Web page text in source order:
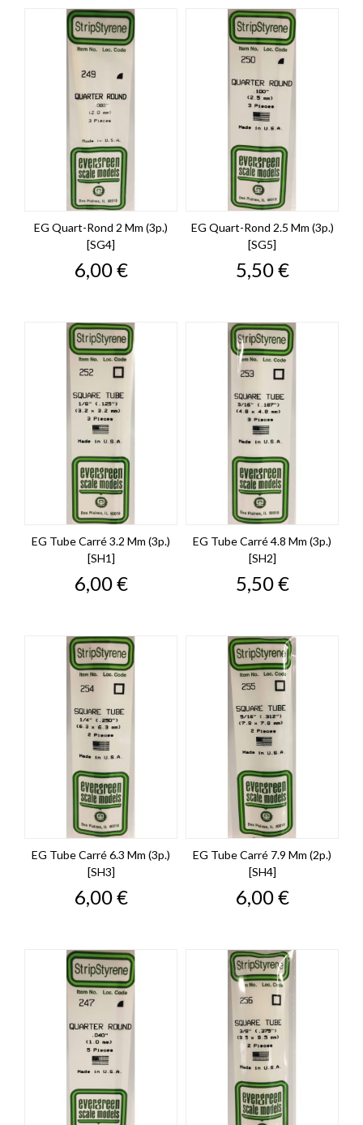
EG Quart-Rond 2 Mm (3p.)
[SG4]
Prix
6,00 €
EG Quart-Rond 2.5 Mm (3p.)
[SG5]
Prix
5,50 €
EG Tube Carré 3.2 Mm (3p.)
[SH1]
Prix
6,00 €
EG Tube Carré 4.8 Mm (3p.)
[SH2]
Prix
5,50 €
EG Tube Carré 6.3 Mm (3p.)
[SH3]
Prix
6,00 €
EG Tube Carré 7.9 Mm (2p.)
[SH4]
Prix
6,00 €